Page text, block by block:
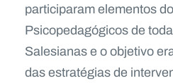
participaram elementos
Psicopedagógicos de
Salesianas e o objetivo
das estratégias de